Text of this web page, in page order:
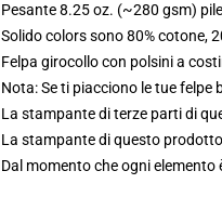
Pesante 8.25 oz. (~280 gsm)
Solido colors sono 80% cotone,
Felpa girocollo con polsini a
Nota: Se ti piacciono le tue felpe
La stampante di terze parti di
La stampante di questo
Dal momento che ogni